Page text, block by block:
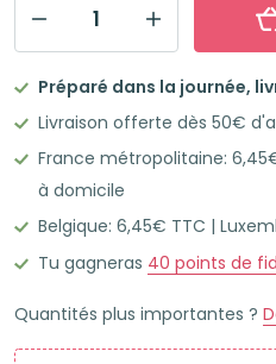
50
Flashcards
Leitner
lignées
cadre
shocking
Préparé dans la journée,
Livraison offerte dès 50€
France métropolitaine:
à domicile
Belgique: 6,45€ TTC |
Tu gagneras 40 points de
Quantités plus importantes ?